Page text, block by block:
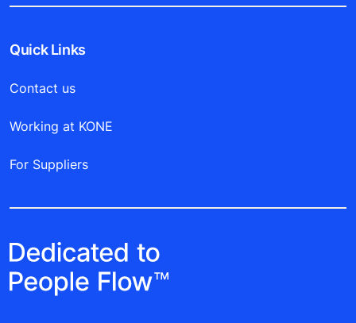
Quick Links
Contact us
Working at KONE
For Suppliers